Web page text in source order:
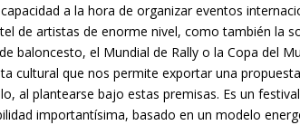
a la hora de organizar eventos
de artistas de enorme nivel, como también la
baloncesto, el Mundial de Rally o la Copa del
cultural que nos permite exportar una
al plantearse bajo estas premisas. Es un
importantísima, basado en un modelo